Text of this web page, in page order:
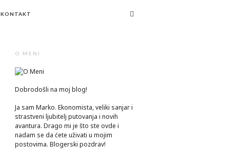
KONTAKT
O MENI
Dobrodošli na moj blog!
Ja sam Marko. Ekonomista, veliki sanjar i
strastveni ljubitelj putovanja i novih
avantura. Drago mi je što ste ovde i
nadam se da ćete uživati u mojim
postovima. Blogerski pozdrav!